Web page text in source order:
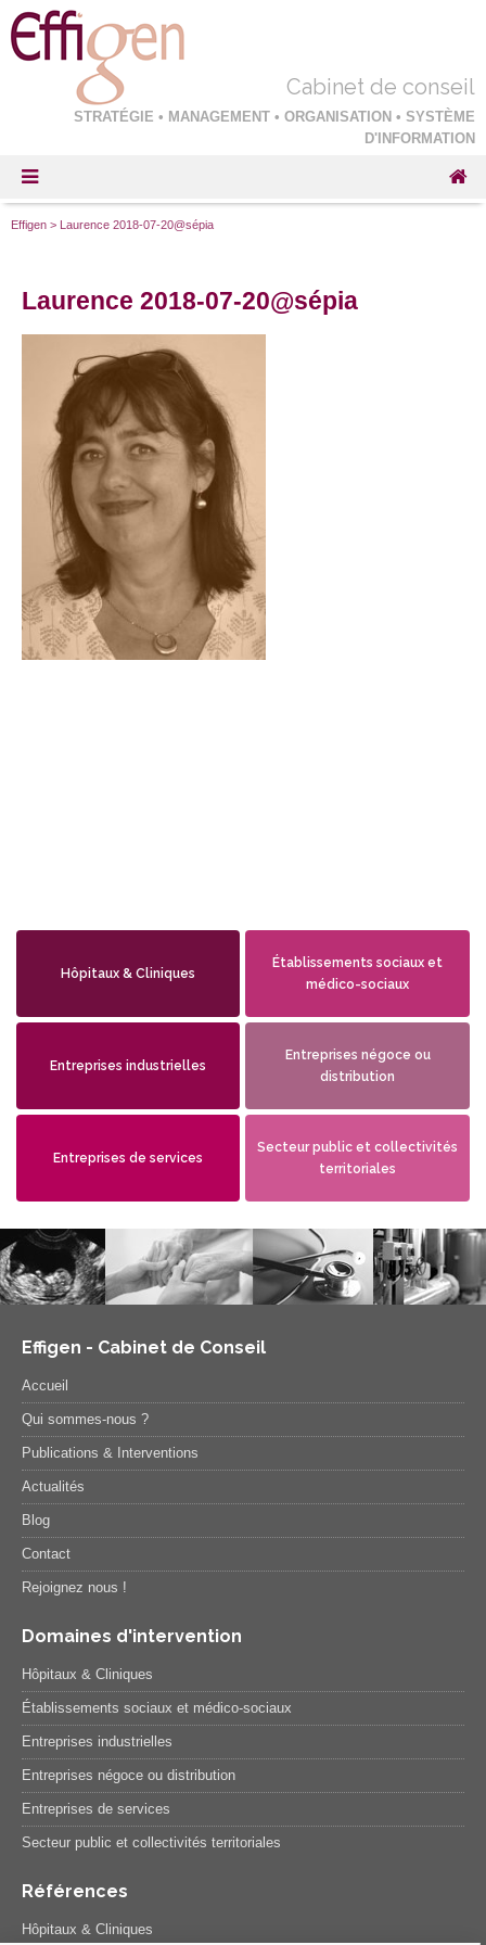
Cabinet de conseil
STRATÉGIE • MANAGEMENT • ORGANISATION • SYSTÈME
D'INFORMATION
Effigen > Laurence 2018-07-20@sépia
Laurence 2018-07-20@sépia
Hôpitaux & Cliniques
Établissements sociaux et
médico-sociaux
Entreprises industrielles
Entreprises négoce ou
distribution
Entreprises de services
Secteur public et collectivités
territoriales
Effigen - Cabinet de Conseil
Accueil
Qui sommes-nous ?
Publications & Interventions
Actualités
Blog
Contact
Rejoignez nous !
Domaines d'intervention
Hôpitaux & Cliniques
Établissements sociaux et médico-sociaux
Entreprises industrielles
Entreprises négoce ou distribution
Entreprises de services
Secteur public et collectivités territoriales
Références
Hôpitaux & Cliniques